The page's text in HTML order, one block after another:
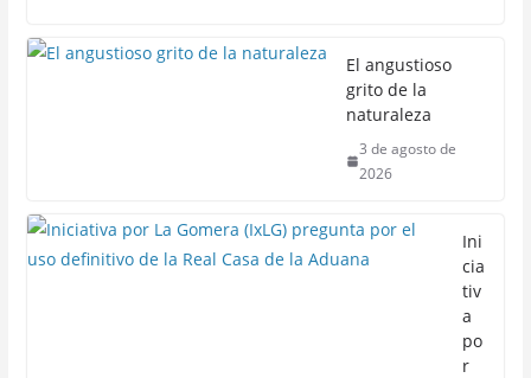
El angustioso
grito de la
naturaleza
3 de agosto de
2026
Ini
cia
tiv
a
po
r